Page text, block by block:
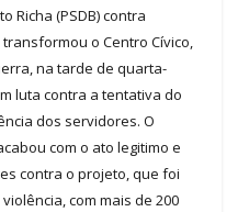
Richa (PSDB) contra
o Centro Cívico,
na tarde de quarta-
luta contra a tentativa do
dos servidores. O
com o ato legitimo e
contra o projeto, que foi
com mais de 200